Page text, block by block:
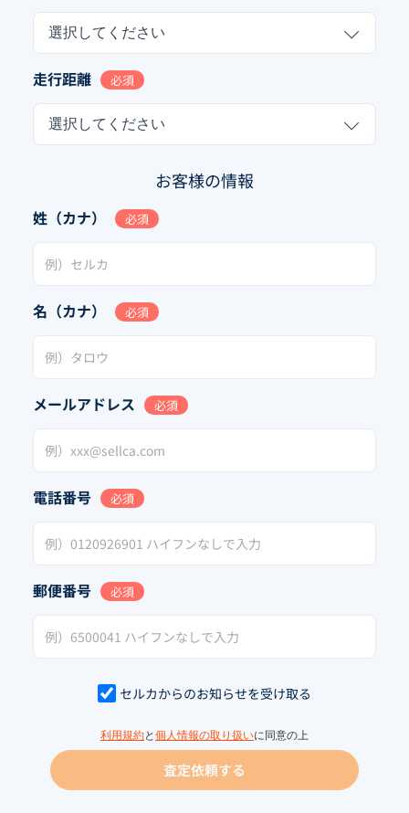
選択してください
走行距離 必須
選択してください
お客様の情報
姓（カナ） 必須
名（カナ） 必須
メールアドレス 必須
電話番号 必須
郵便番号 必須
セルカからのお知らせを受け取る
利用規約と 個人情報の取り扱いに同意の上
査定依頼する